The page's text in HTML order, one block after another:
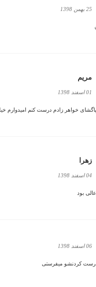
25 بهمن 1398
مریم
01 اسفند 1398
خواهر زادم درست کنم امیدوارم
زهرا
04 اسفند 1398
بود
06 اسفند 1398
کردنشو میفرستی